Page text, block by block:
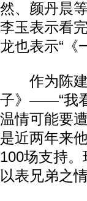
然、颜丹晨
李玉表示看
龙也表示“《
作为陈建
子》——“我
温情可能要
是近两年来
100场支持
以表兄弟之情